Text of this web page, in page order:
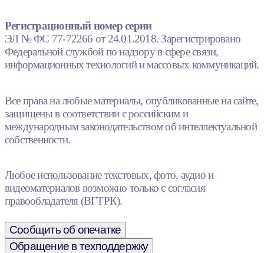
Регистрационный номер серии
ЭЛ № ФС 77-72266 от 24.01.2018. Зарегистрировано
Федеральной службой по надзору в сфере связи,
информационных технологий и массовых коммуникаций.
Все права на любые материалы, опубликованные на сайте,
защищены в соответствии с российским и
международным законодательством об интеллектуальной
собственности.
Любое использование текстовых, фото, аудио и
видеоматериалов возможно только с согласия
правообладателя (ВГТРК).
Сообщить об опечатке
Обращение в техподдержку